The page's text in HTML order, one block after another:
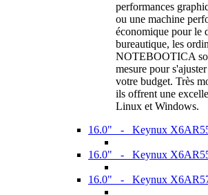
performances
ou une machine
économique pour le
bureautique, les
NOTEBOOTICA
mesure pour
votre budget. Très
ils offrent une
Linux et Windows.
16.0" - Keynux
16.0" - Keynux
16.0" - Keynux